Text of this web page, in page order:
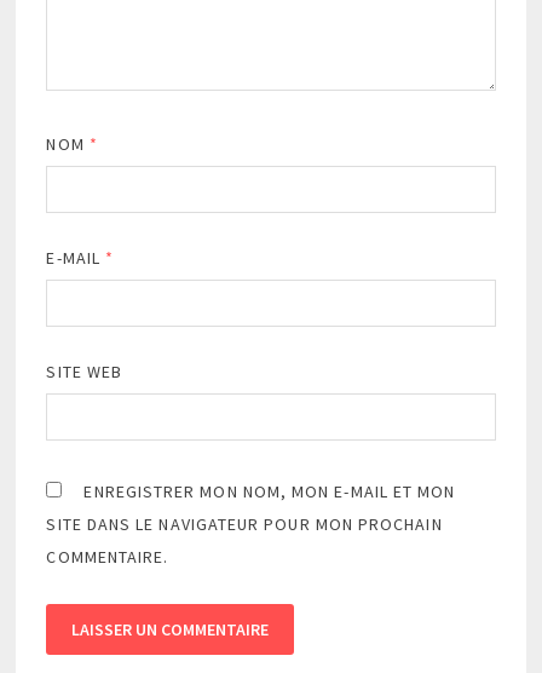
NOM *
E-MAIL *
SITE WEB
ENREGISTRER MON NOM, MON E-MAIL ET MON
SITE DANS LE NAVIGATEUR POUR MON PROCHAIN
COMMENTAIRE.